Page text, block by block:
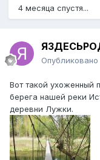
4 месяца спустя...
Опубликовано
Вот такой ухоженный
берега нашей реки
деревни Лужки.